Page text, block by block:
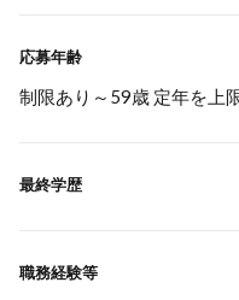
応募年齢
制限あり～59歳 定年を上
最終学歴
職務経験等